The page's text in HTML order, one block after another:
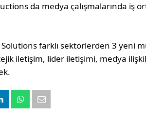
da medya çalışmalarında iş
farklı sektörlerden 3 yeni
iletişim, lider iletişimi, medya